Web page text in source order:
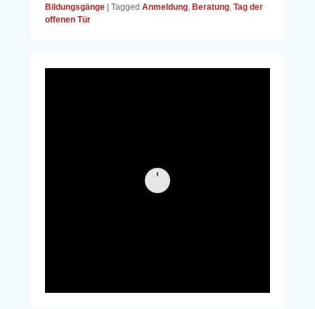
Bildungsgänge | Tagged Anmeldung Beratung Tag der
offenen Tür